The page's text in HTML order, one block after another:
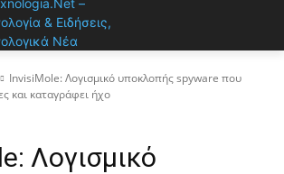
InvisiMole: Λογισμικό υποκλοπής spyware που
και καταγράφει ήχο
Λογισμικό